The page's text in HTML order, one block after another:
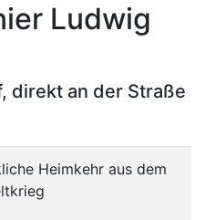
Ludwig
direkt an der Straße
Heimkehr aus dem